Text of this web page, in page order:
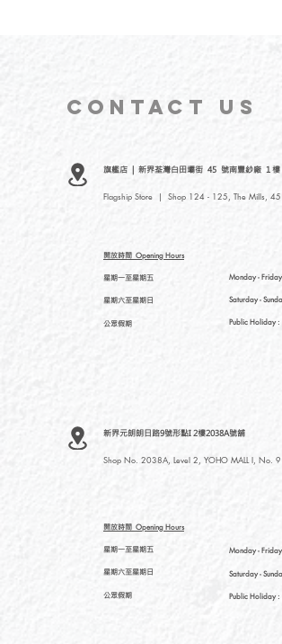
CONTACT US
旗艦店 | 新界荃灣白田壩街 45 號南豐紗廠 1 樓
Flagship Store | Shop 124 - 125, The Mills, 45
開放時間 Opening Hours
星期一至星期五
星期六至星期日
公眾假期
Monday -
Saturday-
Public Holiday :
新界元朗朗日路9號形點I 2樓2038A號舖
Shop No. 2038A, Level 2, YOHO MALL I, No. 9
開放時間 Opening Hours
星期一至星期五
星期六至星期日
公眾假期
Monday -
Saturday-
Public Holiday :